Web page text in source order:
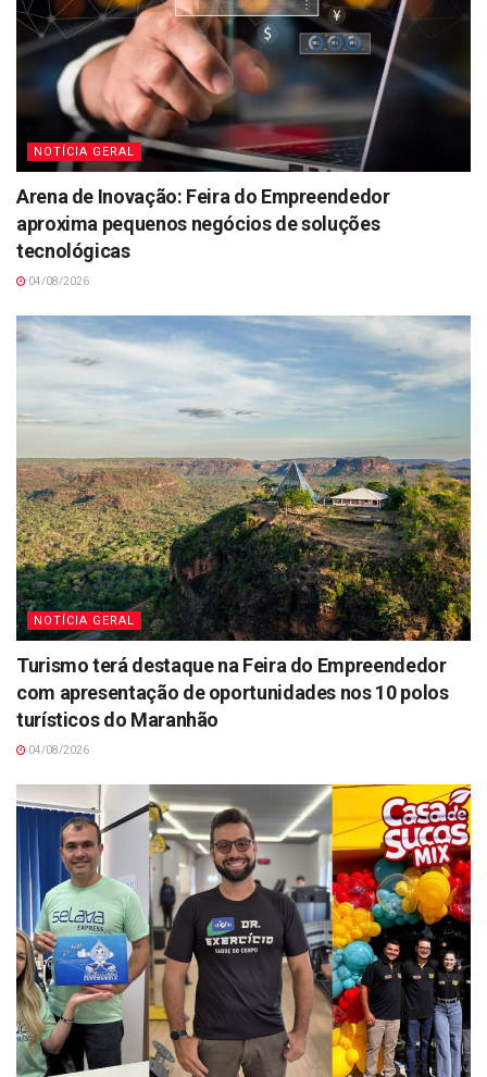
NOTÍCIA GERAL
Arena de Inovação: Feira do Empreendedor
aproxima pequenos negócios de soluções
tecnológicas
04/08/2026
NOTÍCIA GERAL
Turismo terá destaque na Feira do Empreendedor
com apresentação de oportunidades nos 10 polos
turísticos do Maranhão
04/08/2026